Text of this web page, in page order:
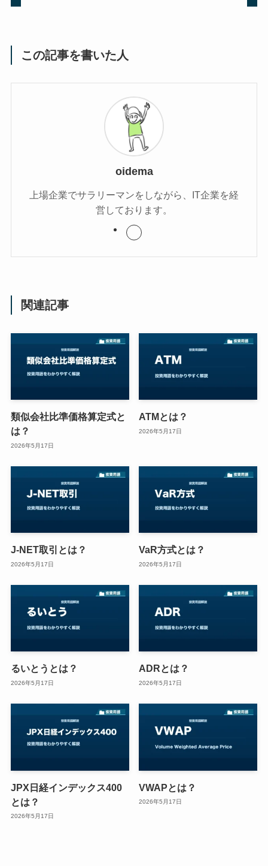
この記事を書いた人
oidema
上場企業でサラリーマンをしながら、IT企業を経
営しております。
関連記事
類似会社比準価格算定式と
は？
2026年5月17日
ATMとは？
2026年5月17日
J-NET取引とは？
2026年5月17日
VaR方式とは？
2026年5月17日
るいとうとは？
2026年5月17日
ADRとは？
2026年5月17日
JPX日経インデックス400
とは？
2026年5月17日
VWAPとは？
2026年5月17日